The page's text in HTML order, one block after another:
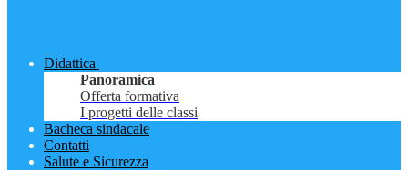
Didattica
Panoramica
Offerta formativa
I progetti delle classi
Bacheca sindacale
Contatti
Salute e Sicurezza